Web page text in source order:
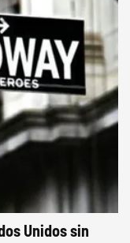
Unidos sin